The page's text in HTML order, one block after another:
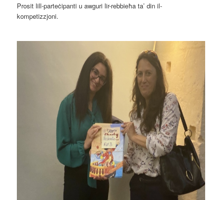
Prosit lill-parteċipanti u awguri lir-rebbieħa ta’ din il-
kompetizzjoni.